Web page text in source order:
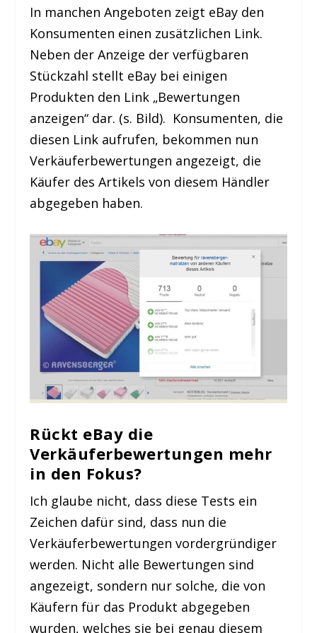
In manchen Angeboten zeigt eBay den
Konsumenten einen zusätzlichen Link.
Neben der Anzeige der verfügbaren
Stückzahl stellt eBay bei einigen
Produkten den Link „Bewertungen
anzeigen“ dar. (s. Bild). Konsumenten, die
diesen Link aufrufen, bekommen nun
Verkäuferbewertungen angezeigt, die
Käufer des Artikels von diesem Händler
abgegeben haben.
Rückt eBay die
Verkäuferbewertungen mehr
in den Fokus?
Ich glaube nicht, dass diese Tests ein
Zeichen dafür sind, dass nun die
Verkäuferbewertungen vordergründiger
werden. Nicht alle Bewertungen sind
angezeigt, sondern nur solche, die von
Käufern für das Produkt abgegeben
wurden, welches sie bei genau diesem